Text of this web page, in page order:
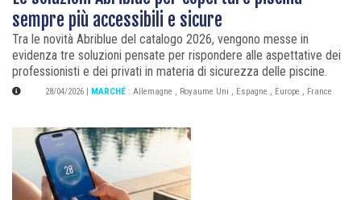
sempre più accessibili e sicure
Tra le novità Abriblue del catalogo 2026, vengono messe in
evidenza tre soluzioni pensate per rispondere alle aspettative dei
professionisti e dei privati in materia di sicurezza delle piscine.
28/04/2026 MARCHÉ : Allemagne , Royaume Uni , Espagne , Europe , France